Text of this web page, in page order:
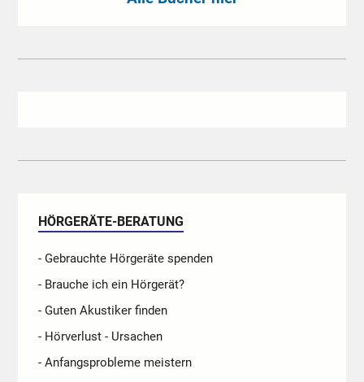
HÖRGERÄTE-BERATUNG
- Gebrauchte Hörgeräte spenden
- Brauche ich ein Hörgerät?
- Guten Akustiker finden
- Hörverlust - Ursachen
- Anfangsprobleme meistern